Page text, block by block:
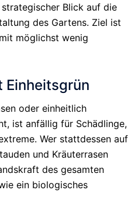
Blick auf die
des Gartens. Ziel ist
möglichst wenig
oder einheitlich
ist anfällig für Schädlinge,
Wer stattdessen auf
und Kräuterrasen
des gesamten
ein biologisches